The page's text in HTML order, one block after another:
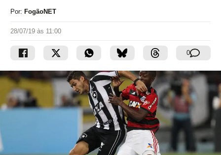
Por: FogãoNET
28/07/19 às 11:00
0